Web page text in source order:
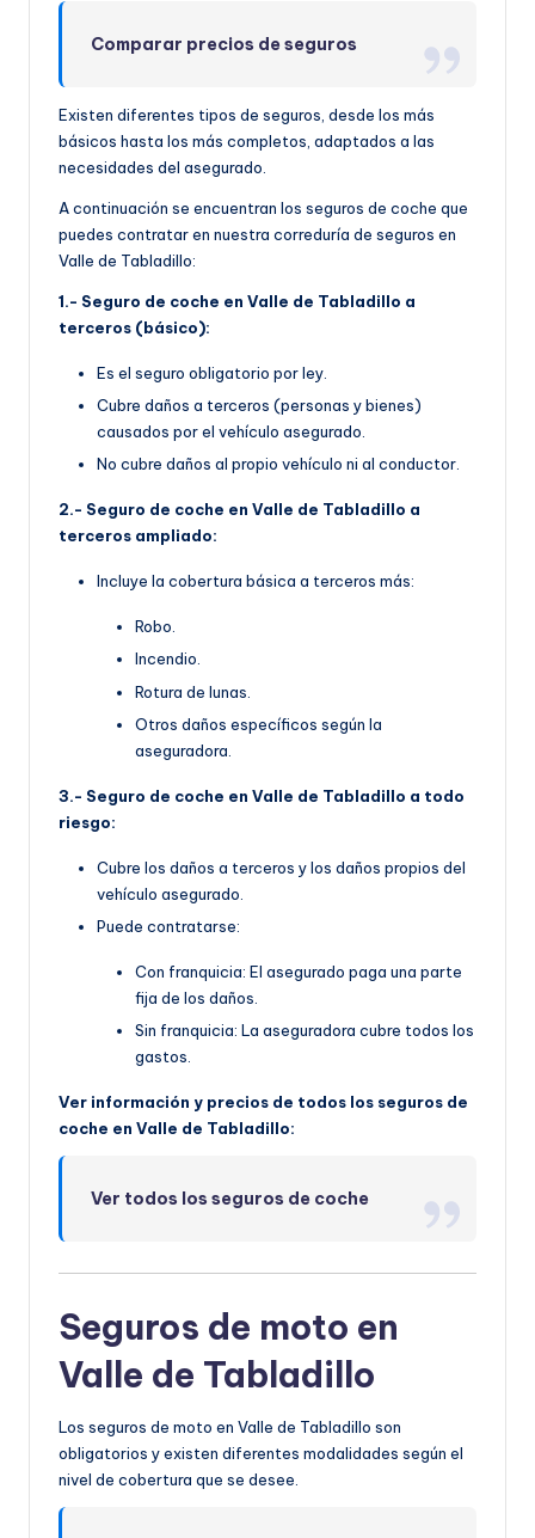
Comparar precios de seguros
Existen diferentes tipos de seguros, desde los más
básicos hasta los más completos, adaptados a las
necesidades del asegurado.
A continuación se encuentran los seguros de coche que
puedes contratar en nuestra correduría de seguros en
Valle de Tabladillo:
1.- Seguro de coche en Valle de Tabladillo a
terceros (básico):
Es el seguro obligatorio por ley.
Cubre daños a terceros (personas y bienes)
causados por el vehículo asegurado.
No cubre daños al propio vehículo ni al conductor.
2.- Seguro de coche en Valle de Tabladillo a
terceros ampliado:
Incluye la cobertura básica a terceros más:
Robo.
Incendio.
Rotura de lunas.
Otros daños específicos según la
aseguradora.
3.- Seguro de coche en Valle de Tabladillo a todo
riesgo:
Cubre los daños a terceros y los daños propios del
vehículo asegurado.
Puede contratarse:
Con franquicia: El asegurado paga una parte
fija de los daños.
Sin franquicia: La aseguradora cubre todos los
gastos.
Ver información y precios de todos los seguros de
coche en Valle de Tabladillo:
Ver todos los seguros de coche
Seguros de moto en
Valle de Tabladillo
Los seguros de moto en Valle de Tabladillo son
obligatorios y existen diferentes modalidades según el
nivel de cobertura que se desee.